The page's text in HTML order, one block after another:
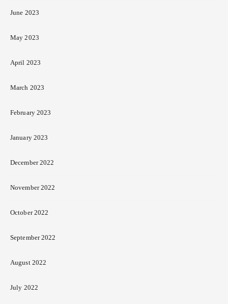
June 2023
May 2023
April 2023
March 2023
February 2023
January 2023
December 2022
November 2022
October 2022
September 2022
August 2022
July 2022